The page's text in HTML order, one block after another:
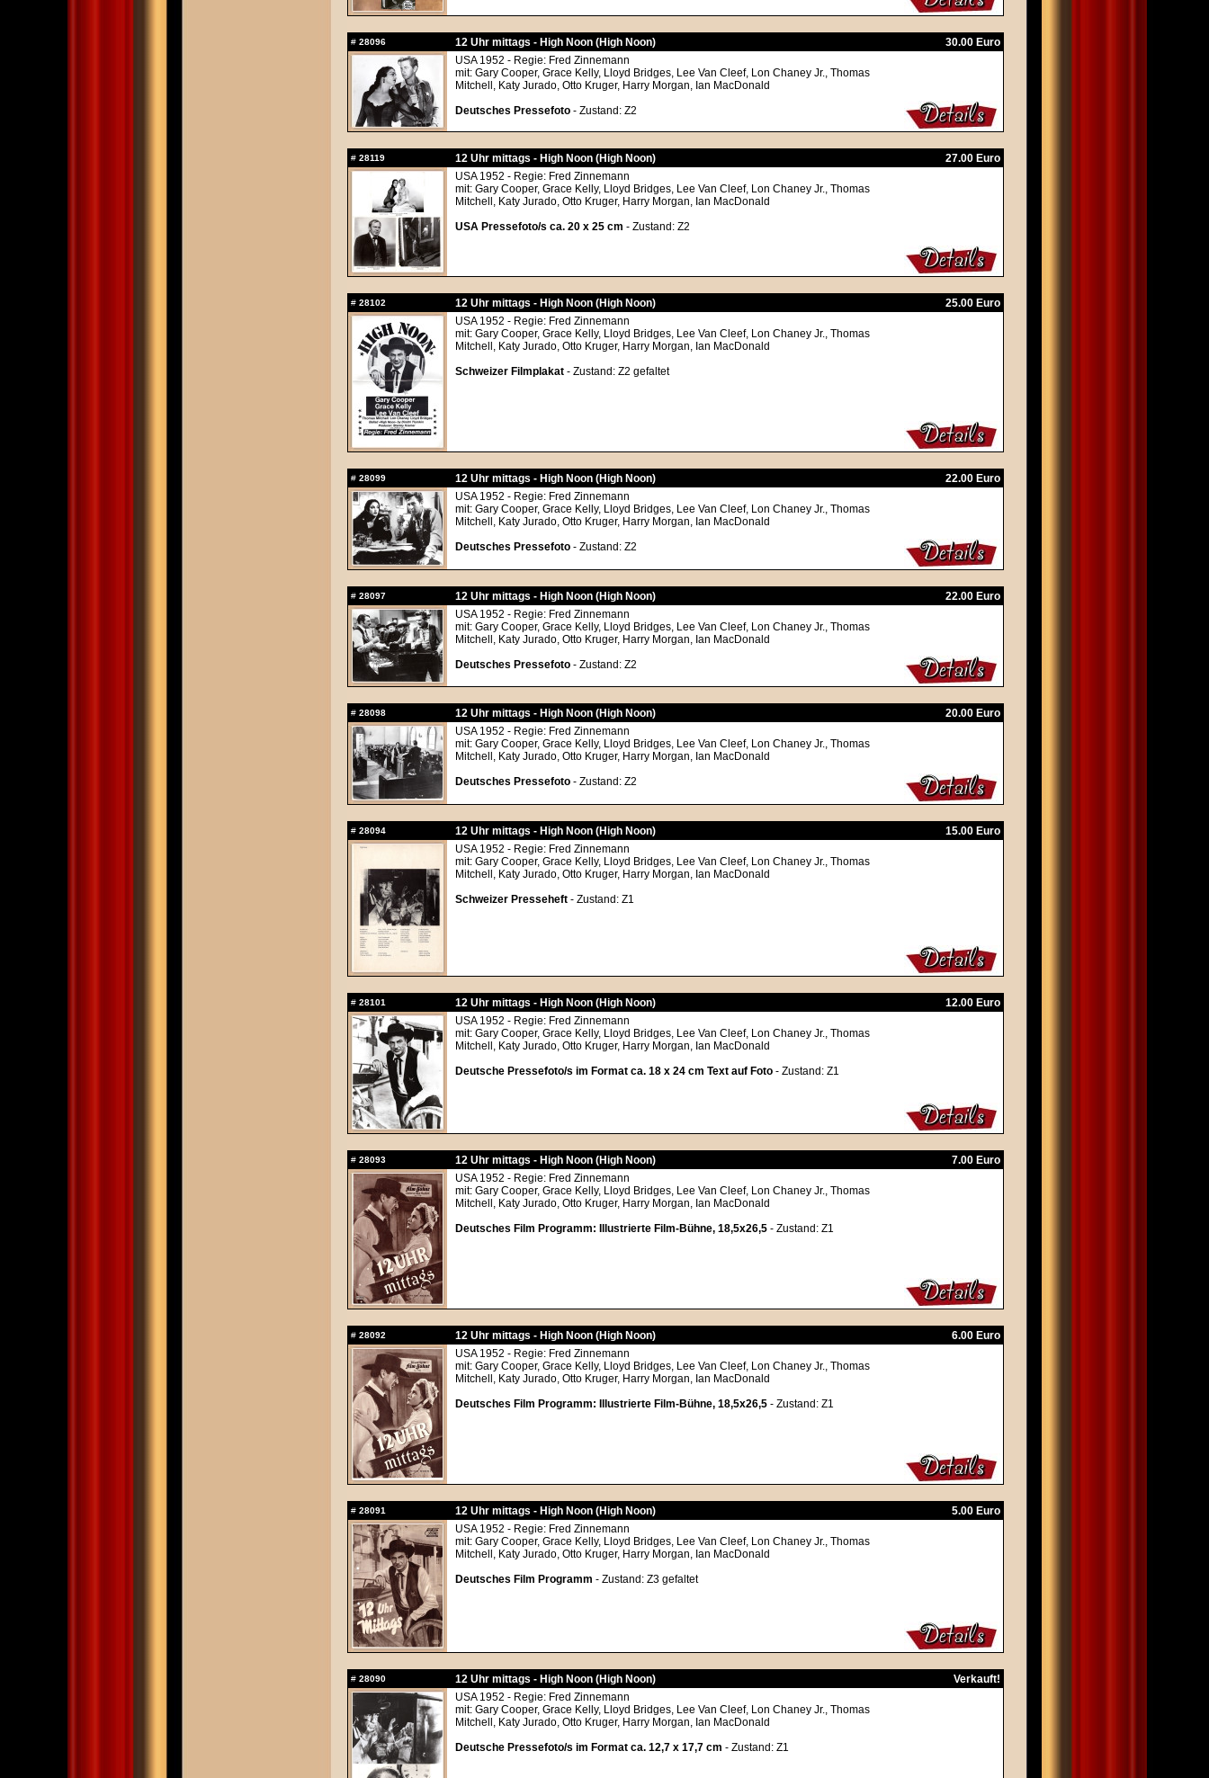
# 28096 12 Uhr mittags - High Noon (High Noon)
30.00 Euro
USA 1952 - Regie: Fred Zinnemann
mit: Gary Cooper, Grace Kelly, Lloyd Bridges, Lee Van Cleef, Lon Chaney Jr., Thomas
Mitchell, Katy Jurado, Otto Kruger, Harry Morgan, Ian MacDonald
Deutsches Pressefoto - Zustand: Z2
# 28119 12 Uhr mittags - High Noon (High Noon)
27.00 Euro
USA 1952 - Regie: Fred Zinnemann
mit: Gary Cooper, Grace Kelly, Lloyd Bridges, Lee Van Cleef, Lon Chaney Jr., Thomas
Mitchell, Katy Jurado, Otto Kruger, Harry Morgan, Ian MacDonald
USA Pressefoto/s ca. 20 x 25 cm - Zustand: Z2
# 28102 12 Uhr mittags - High Noon (High Noon)
25.00 Euro
USA 1952 - Regie: Fred Zinnemann
mit: Gary Cooper, Grace Kelly, Lloyd Bridges, Lee Van Cleef, Lon Chaney Jr., Thomas
Mitchell, Katy Jurado, Otto Kruger, Harry Morgan, Ian MacDonald
Schweizer Filmplakat - Zustand: Z2 gefaltet
# 28099 12 Uhr mittags - High Noon (High Noon)
22.00 Euro
USA 1952 - Regie: Fred Zinnemann
mit: Gary Cooper, Grace Kelly, Lloyd Bridges, Lee Van Cleef, Lon Chaney Jr., Thomas
Mitchell, Katy Jurado, Otto Kruger, Harry Morgan, Ian MacDonald
Deutsches Pressefoto - Zustand: Z2
# 28097 12 Uhr mittags - High Noon (High Noon)
22.00 Euro
USA 1952 - Regie: Fred Zinnemann
mit: Gary Cooper, Grace Kelly, Lloyd Bridges, Lee Van Cleef, Lon Chaney Jr., Thomas
Mitchell, Katy Jurado, Otto Kruger, Harry Morgan, Ian MacDonald
Deutsches Pressefoto - Zustand: Z2
# 28098 12 Uhr mittags - High Noon (High Noon)
20.00 Euro
USA 1952 - Regie: Fred Zinnemann
mit: Gary Cooper, Grace Kelly, Lloyd Bridges, Lee Van Cleef, Lon Chaney Jr., Thomas
Mitchell, Katy Jurado, Otto Kruger, Harry Morgan, Ian MacDonald
Deutsches Pressefoto - Zustand: Z2
# 28094 12 Uhr mittags - High Noon (High Noon)
15.00 Euro
USA 1952 - Regie: Fred Zinnemann
mit: Gary Cooper, Grace Kelly, Lloyd Bridges, Lee Van Cleef, Lon Chaney Jr., Thomas
Mitchell, Katy Jurado, Otto Kruger, Harry Morgan, Ian MacDonald
Schweizer Presseheft - Zustand: Z1
# 28101 12 Uhr mittags - High Noon (High Noon)
12.00 Euro
USA 1952 - Regie: Fred Zinnemann
mit: Gary Cooper, Grace Kelly, Lloyd Bridges, Lee Van Cleef, Lon Chaney Jr., Thomas
Mitchell, Katy Jurado, Otto Kruger, Harry Morgan, Ian MacDonald
Deutsche Pressefoto/s im Format ca. 18 x 24 cm Text auf Foto - Zustand: Z1
# 28093 12 Uhr mittags - High Noon (High Noon)
7.00 Euro
USA 1952 - Regie: Fred Zinnemann
mit: Gary Cooper, Grace Kelly, Lloyd Bridges, Lee Van Cleef, Lon Chaney Jr., Thomas
Mitchell, Katy Jurado, Otto Kruger, Harry Morgan, Ian MacDonald
Deutsches Film Programm: Illustrierte Film-Bühne, 18,5x26,5 - Zustand: Z1
# 28092 12 Uhr mittags - High Noon (High Noon)
6.00 Euro
USA 1952 - Regie: Fred Zinnemann
mit: Gary Cooper, Grace Kelly, Lloyd Bridges, Lee Van Cleef, Lon Chaney Jr., Thomas
Mitchell, Katy Jurado, Otto Kruger, Harry Morgan, Ian MacDonald
Deutsches Film Programm: Illustrierte Film-Bühne, 18,5x26,5 - Zustand: Z1
# 28091 12 Uhr mittags - High Noon (High Noon)
5.00 Euro
USA 1952 - Regie: Fred Zinnemann
mit: Gary Cooper, Grace Kelly, Lloyd Bridges, Lee Van Cleef, Lon Chaney Jr., Thomas
Mitchell, Katy Jurado, Otto Kruger, Harry Morgan, Ian MacDonald
Deutsches Film Programm - Zustand: Z3 gefaltet
# 28090 12 Uhr mittags - High Noon (High Noon)
Verkauft!
USA 1952 - Regie: Fred Zinnemann
mit: Gary Cooper, Grace Kelly, Lloyd Bridges, Lee Van Cleef, Lon Chaney Jr., Thomas
Mitchell, Katy Jurado, Otto Kruger, Harry Morgan, Ian MacDonald
Deutsche Pressefoto/s im Format ca. 12,7 x 17,7 cm - Zustand: Z1